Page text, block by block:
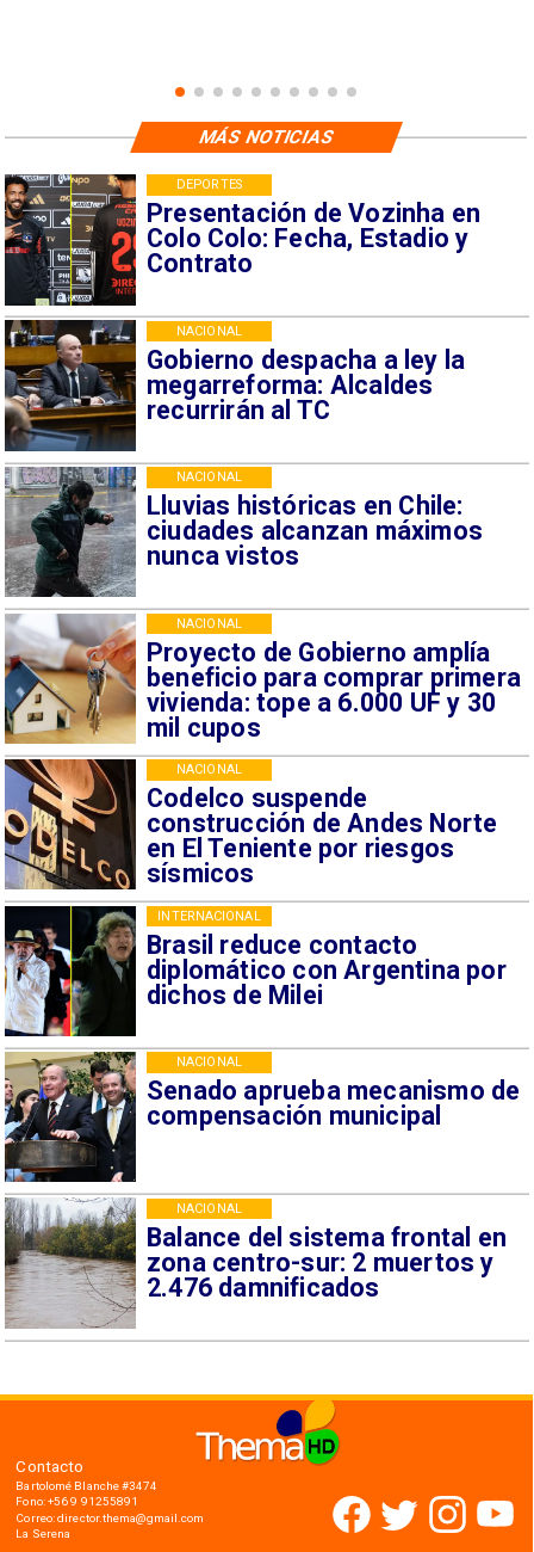
Presentación de Vozinha en
Colo Colo: Fecha, Estadio y
Contrato
DEPORTES
Gobierno despacha a ley la
megarreforma: Alcaldes
recurrirán al TC
NACIONAL
Lluvias históricas en Chile:
ciudades alcanzan máximos
nunca vistos
NACIONAL
Proyecto de Gobierno amplía
beneficio para comprar primera
vivienda: tope a 6.000 UF y 30
mil cupos
NACIONAL
Codelco suspende
construcción de Andes Norte
en El Teniente por riesgos
sísmicos
NACIONAL
Brasil reduce contacto
diplomático con Argentina por
dichos de Milei
INTERNACIONAL
Senado aprueba mecanismo de
compensación municipal
NACIONAL
Balance del sistema frontal en
zona centro-sur: 2 muertos y
2.476 damnificados
NACIONAL
MÁS NOTICIAS
Contacto
Bartolomé Blanche #3474
Fono: +56 9 91255891
Correo: director.thema@gmail.com
La Serena